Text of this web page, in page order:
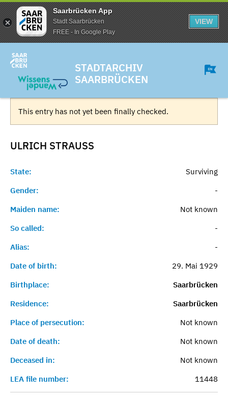
Saarbrücken App
Stadt Saarbrücken
FREE - In Google Play
VIEW
STADTARCHIV
SAARBRÜCKEN
This entry has not yet been finally checked.
ULRICH STRAUSS
State:
Surviving
Gender:
-
Maiden name:
Not known
So called:
-
Alias:
-
Date of birth:
29. Mai 1929
Birthplace:
Saarbrücken
Residence:
Saarbrücken
Place of persecution:
Not known
Date of death:
Not known
Deceased in:
Not known
LEA file number:
11448